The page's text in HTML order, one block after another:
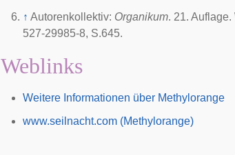
↑ Autorenkollektiv: Organikum. 21.
527-29985-8, S.645.
Weblinks
Weitere Informationen über Methylorange
www.seilnacht.com (Methylorange)